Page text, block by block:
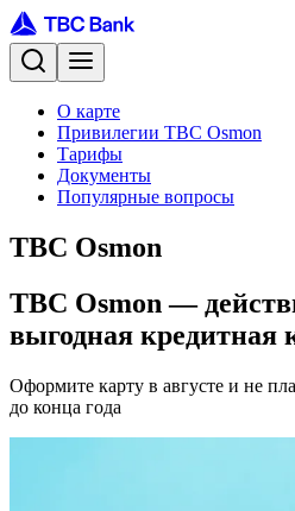
О карте
Привилегии TBC Osmon
Тарифы
Документы
Популярные вопросы
TBC Osmon
TBC Osmon —
выгодная кредитная
Оформите карту в августе и не
до конца года